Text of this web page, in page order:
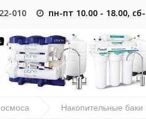
010 пн-пт 10.00 - 18.00,
Накопительные баки